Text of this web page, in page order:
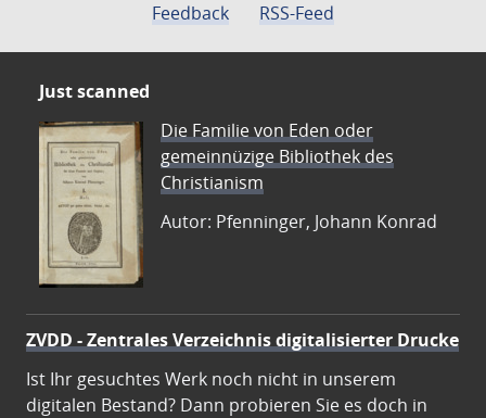
Feedback
RSS-Feed
Just scanned
Die Familie von Eden oder
gemeinnüzige Bibliothek des
Christianism
Autor: Pfenninger, Johann Konrad
ZVDD - Zentrales Verzeichnis digitalisierter Drucke
Ist Ihr gesuchtes Werk noch nicht in unserem
digitalen Bestand? Dann probieren Sie es doch in